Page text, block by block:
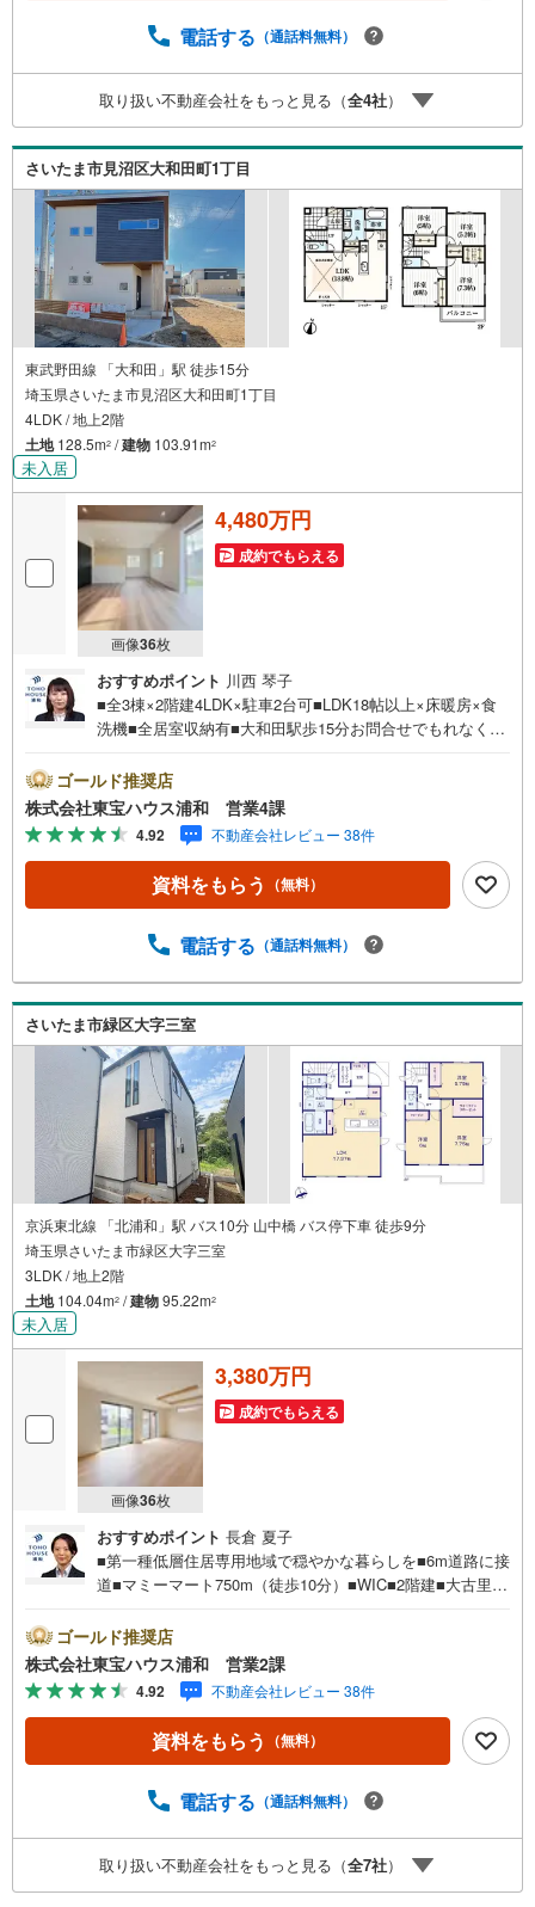
済額の差額:303万円※2026年7月末実行分まで（審査・要件
◇東宝ハウスのライフパートナーが直接ご対応ライフプラ
ンニング、かけつけサポート、Club Offプレミアムなど多彩
なサービスがござ…
電話する （通話料無料）
取り扱い不動産会社をもっと見る（全4社）
さいたま市見沼区大和田町1丁目
東武野田線 「大和田」駅 徒歩15分
埼玉県さいたま市見沼区大和田町1丁目
4LDK / 地上2階
土地128.5m2 /建物 103.91m2
未入居
画像36枚
4,480万円
成約でもらえる
おすすめポイント 川西 琴子
■全3棟×2階建4LDK×駐車2台可■LDK18帖以上×床暖房×食
洗機■全居室収納有■大和田駅歩15分お問合せでもれなく
（年中無休）こちらの時間帯はお電話でのお問い合わせが
スムーズにご案内できますぜひお気軽にご連絡下さい！東
宝ハウスライフソリューションズグループ 東宝ハウス浦
和 特別提携金利〔一例〕東宝ハウス浦和の住宅ローン■変
動金利全期間引下げプラン⇒住宅ローン金利優遇割の最大
適用《0.89％》と某信用金庫金利1.275％の比較借入金4000
実行分まで（審査・要件があります）◇TOHO HOUSE CL
が直接ご対応ライフプランニング、かけつけサポート、Clu
b Offプレミアムなど多彩なサービスがございます
ゴールド推奨店
株式会社東宝ハウス浦和 営業4課
4.92 不動産会社レビュー 38件
資料をもらう （無料）
電話する （通話料無料）
さいたま市緑区大字三室
京浜東北線 「北浦和」駅 バス10分 山中橋 バス停下車 徒歩9分
埼玉県さいたま市緑区大字三室
3LDK / 地上2階
土地104.04m2 /建物95.22m2
未入居
画像36枚
3,380万円
成約でもらえる
おすすめポイント 長倉 夏子
■第一種低層住居専用地域で穏やかな暮らしを■6m道路に接
道■マミーマート750m（徒歩10分）■WIC■2階建■大古里公
座」プレゼント！営業時間:7:00～22:00（年中無休）こち
らの時間帯はお電話でのお問い合わせがスムーズにご案内
できますぜひお気軽にご連絡下さい！東宝ハウスライフソ
リューションズグループ 東宝ハウス浦和 特別提携金利
〔一例〕東宝ハウス浦和の住宅ローン■変動金利全期間引下
げプラン⇒住宅ローン金利優遇割の最大適用《0.89％》と
年の総返済額の差額:303万円※2026年7月末実行分まで（審
をお届け◇東宝ハウスのライフパートナーが直接ご対応ラ
イフプランニング、かけつけサポート、Club Offプレミアム
など多彩な…
ゴールド推奨店
株式会社東宝ハウス浦和 営業2課
4.92 不動産会社レビュー 38件
資料をもらう （無料）
電話する （通話料無料）
取り扱い不動産会社をもっと見る（全7社）